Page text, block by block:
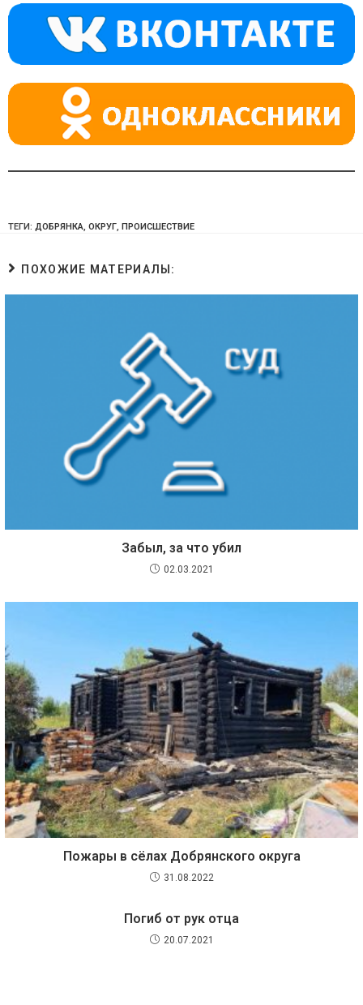
a
ss
ni
ki
m p
p
ТЕГИ: ДОБРЯНКА, ОКРУГ, ПРОИСШЕСТВИЕ
ПОХОЖИЕ МАТЕРИАЛЫ:
Забыл, за что убил
02.03.2021
Пожары в сёлах Добрянского округа
31.08.2022
Погиб от рук отца
20.07.2021